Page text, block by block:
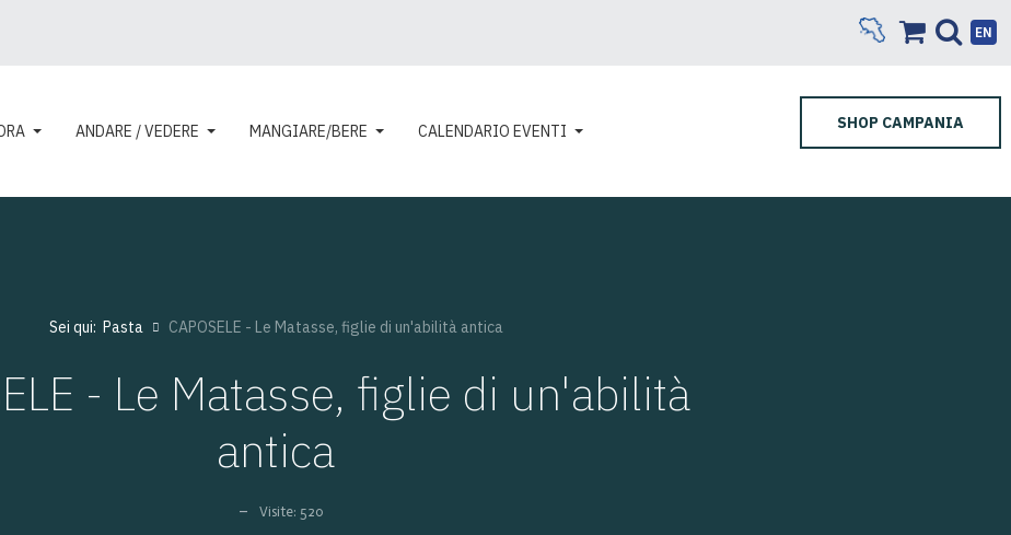
EN
ANDARE / VEDERE MANGIARE/BERE CALENDARIO EVENTI SHOP CAMPANIA
Sei qui: Pasta CAPOSELE - Le Matasse, figlie di un'abilità antica
- Le Matasse, figlie di un'abilità
antica
Visite: 520